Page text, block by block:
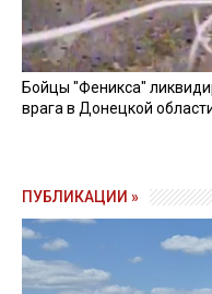
Бойцы "Феникса"
врага в Донецкой
ПУБЛИКАЦИИ »